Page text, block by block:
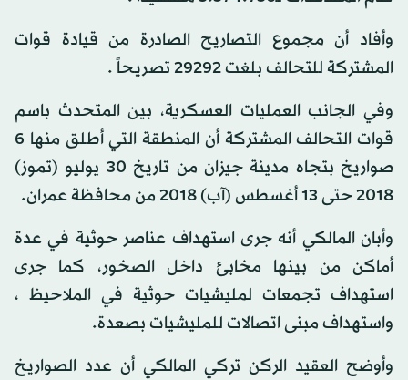
وأفاد أن مجموع التصاريح الصادرة من قيادة قوات
المشتركة للتحالف بلغت 29292 تصريحاً .
وفي الجانب العمليات العسكرية، بين المتحدث باسم
قوات التحالف المشتركة أن المنطقة التي أطلق منها 6
صواريخ بتجاه مدينة جيزان من تاريخ 30 يوليو (تموز)
2018 حتى 13 أغسطس (آب) 2018 من محافظة عمران.
وأبان المالكي أنه جرى استهداف عناصر حوثية في عدة
أماكن من بينها مخابئ داخل الصخور، كما جرى
استهداف تجمعات لمليشيات حوثية في الملاحيظ ،
واستهداف مبنى اتصالات للمليشيات بصعدة.
وأوضح العقيد الركن تركي المالكي أن عدد الصواريخ